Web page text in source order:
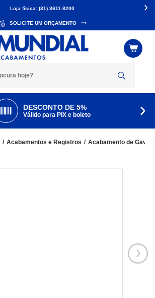
Loja física: (31) 3611-8200
SOLICITE UM ORÇAMENTO
DESCONTO DE 5%
Válido para PIX e boleto
Acabamentos e Registros Acabamento de Gaveta